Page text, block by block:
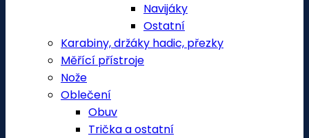
Navijáky
Ostatní
Karabiny, držáky hadic, přezky
Měřící přístroje
Nože
Oblečení
Obuv
Trička a ostatní